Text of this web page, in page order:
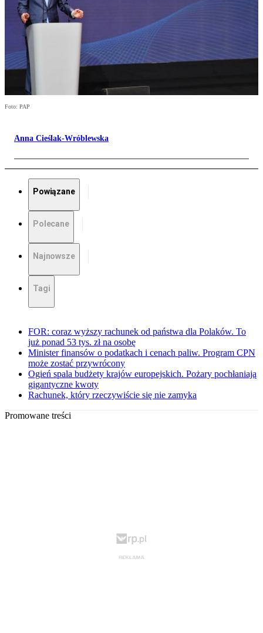
Foto: PAP
Anna Cieślak-Wróblewska
Powiązane
Polecane
Najnowsze
Tagi
FOR: coraz wyższy rachunek od państwa dla Polaków. To
już ponad 53 tys. zł na osobę
Minister finansów o podatkach i cenach paliw. Program CPN
może zostać przywrócony
Ogień spala budżety krajów europejskich. Pożary pochłaniają
gigantyczne kwoty
Rachunek, który rzeczywiście się nie zamyka
Promowane treści